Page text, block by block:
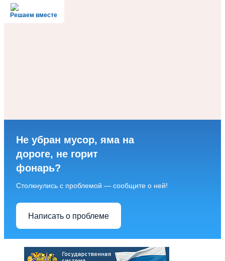
Решаем вместе
Не убран мусор, яма на
дороге, не горит
фонарь?
Столкнулись с проблемой — сообщите о ней!
Написать о проблеме